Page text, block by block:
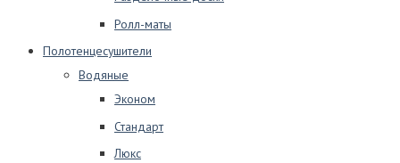
Ролл-маты
Полотенцесушители
Водяные
Эконом
Стандарт
Люкс